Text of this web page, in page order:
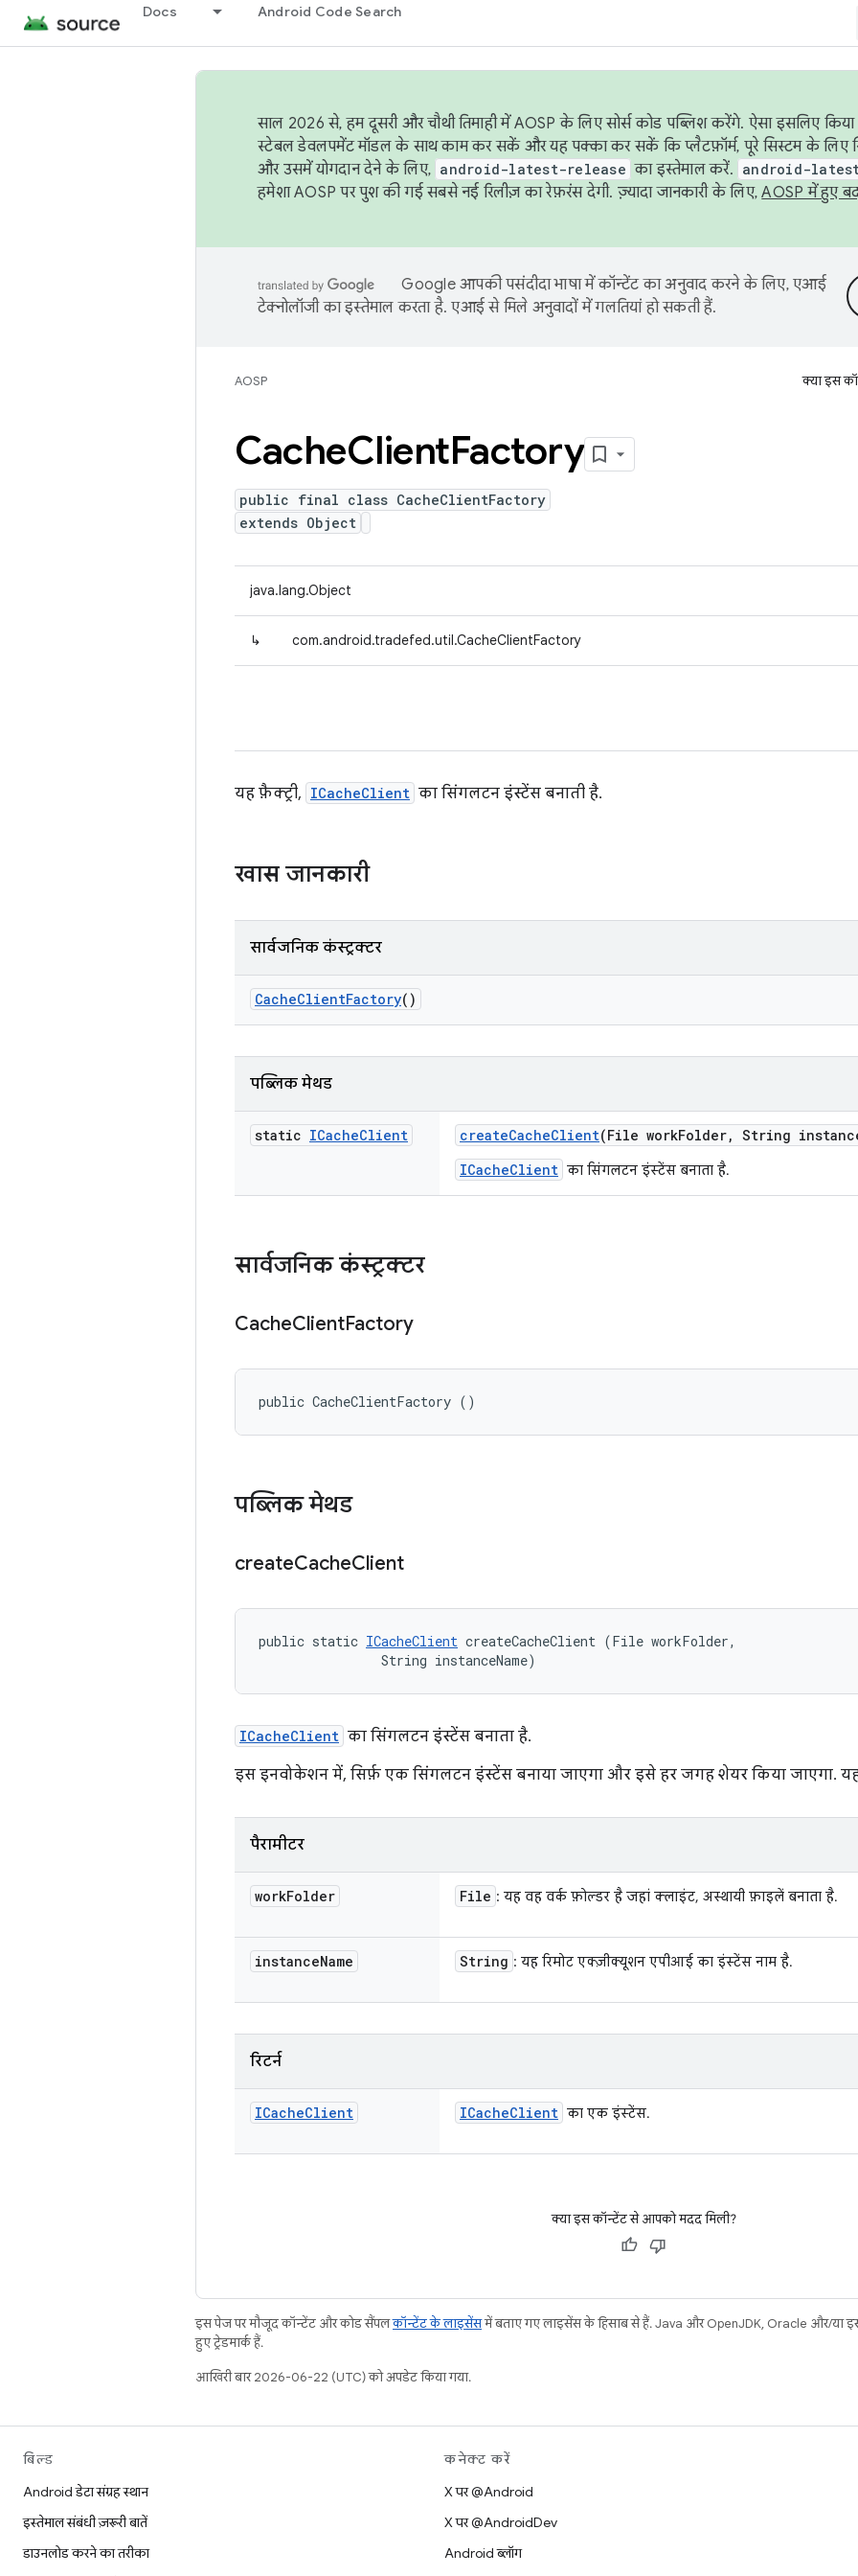
Docs Android Code Search
साल 2026 से, हम दूसरी और चौथी तिमाही में AOSP के लिए सोर्स कोड पब्लिश करेंगे. ऐसा इसलिए
स्टेबल डेवलपमेंट मॉडल के साथ काम कर सकें और यह पक्का कर सकें कि प्लैटफ़ॉर्म, पूरे सिस्टम के लिए
और उसमें योगदान देने के लिए, android-latest-release का इस्तेमाल करें. android-
हमेशा AOSP पर पुश की गई सबसे नई रिलीज़ का रेफ़रंस देगी. ज़्यादा जानकारी के लिए,AOSP में हुए
Google आपकी पसंदीदा भाषा में कॉन्टेंट का अनुवाद करने के लिए, एआई
टेक्नोलॉजी का इस्तेमाल करता है. एआई से मिले अनुवादों में गलतियां हो सकती हैं.
AOSP क्या इस
CacheClientFactory
public final class CacheClientFactory
extends Object
java.lang.Object
↳ com.android.tradefed.util.CacheClientFactory
यह फ़ैक्ट्री, ICacheClient का सिंगलटन इंस्टेंस बनाती है.
खास जानकारी
सार्वजनिक कंस्ट्रक्टर
CacheClientFactory()
पब्लिक मेथड
static ICacheClient createCacheClient(File workFolder, String
ICacheClient का सिंगलटन इंस्टेंस बनाता है.
सार्वजनिक कंस्ट्रक्टर
CacheClientFactory
public CacheClientFactory ()
पब्लिक मेथड
createCacheClient
public static ICacheClient createCacheClient (File workFolder,
                String instanceName)
ICacheClient का सिंगलटन इंस्टेंस बनाता है.
इस इनवोकेशन में, सिर्फ़ एक सिंगलटन इंस्टेंस बनाया जाएगा और इसे हर जगह शेयर किया जाएगा.
पैरामीटर
workFolder File : यह वह वर्क फ़ोल्डर है जहां क्लाइंट, अस्थायी फ़ाइलें बनाता है.
instanceName String : यह रिमोट एक्ज़ीक्यूशन एपीआई का इंस्टेंस नाम है.
रिटर्न
ICacheClient ICacheClient का एक इंस्टेंस.
क्या इस कॉन्टेंट से आपको मदद मिली?
इस पेज पर मौजूद कॉन्टेंट और कोड सैंपलकॉन्टेंट के लाइसेंसमें बताए गए लाइसेंस के हिसाब से हैं. Java और OpenJDK, Oracle और/या
हुए ट्रेडमार्क हैं.
आखिरी बार 2026-06-22 (UTC) को अपडेट किया गया.
बिल्ड
Android डेटा संग्रह स्थान
इस्तेमाल संबंधी ज़रूरी बातें
डाउनलोड करने का तरीका
कनेक्ट करें
X पर @Android
X पर @AndroidDev
Android ब्लॉग